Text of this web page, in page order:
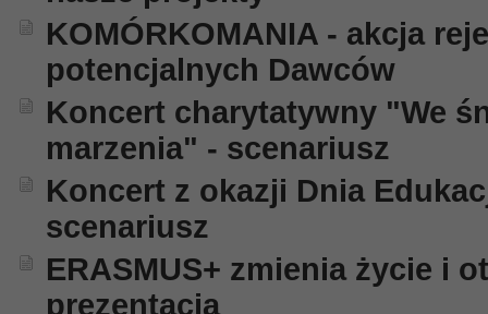
KOMÓRKOMANIA - akcja
potencjalnych Dawców
Koncert charytatywny "We
marzenia" - scenariusz
Koncert z okazji Dnia
scenariusz
ERASMUS+ zmienia życie i
prezentacja